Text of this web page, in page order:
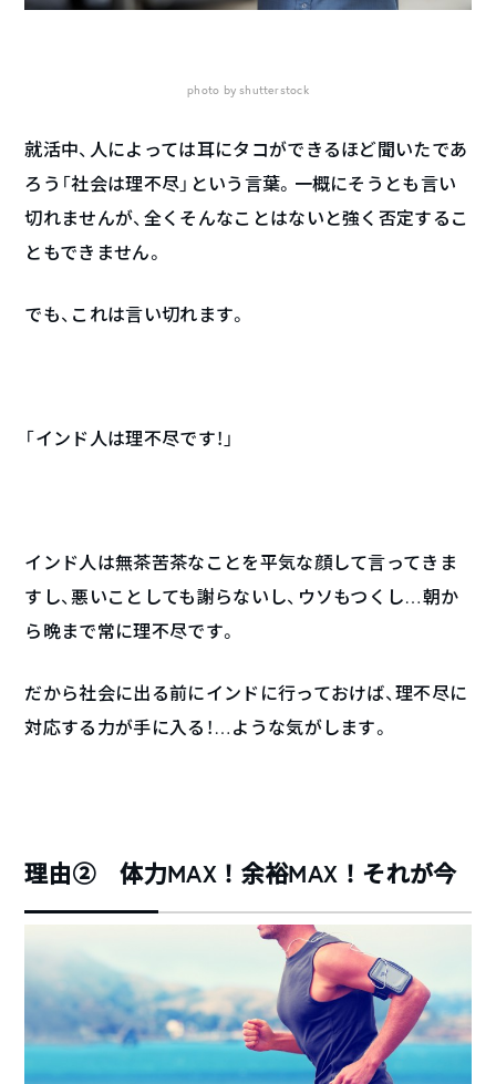
photo by shutterstock
就活中、人によっては耳にタコができるほど聞いたであ
ろう「社会は理不尽」という言葉。一概にそうとも言い
切れませんが、全くそんなことはないと強く否定するこ
ともできません。
でも、これは言い切れます。
「インド人は理不尽です！」
インド人は無茶苦茶なことを平気な顔して言ってきま
すし、悪いことしても謝らないし、ウソもつくし…朝か
ら晩まで常に理不尽です。
だから社会に出る前にインドに行っておけば、理不尽に
対応する力が手に入る！…ような気がします。
理由② 体力MAX！余裕MAX！それが今